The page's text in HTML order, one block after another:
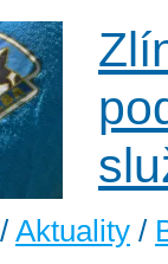
/ Aktuality /